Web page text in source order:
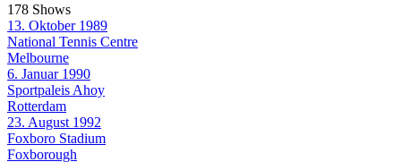
178 Shows
13. Oktober 1989
National Tennis Centre
Melbourne
6. Januar 1990
Sportpaleis Ahoy
Rotterdam
23. August 1992
Foxboro Stadium
Foxborough